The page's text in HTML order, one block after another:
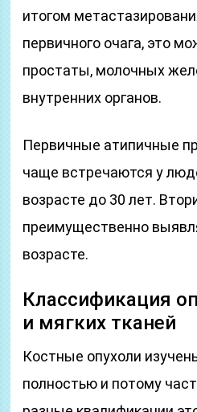
итогом
первичного очага, это
простаты, молочных
внутренних органов.
Первичные атипичные
чаще встречаются у
возрасте до 30 лет.
преимущественно
возрасте.
Классификация
и мягких тканей
Костные опухоли
полностью и потому